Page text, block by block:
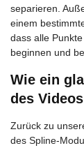
separieren.
einem
dass alle
beginnen und
Wie ein
des
Zurück zu
des Spline-